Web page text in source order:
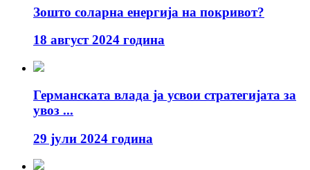
Зошто соларна енергија на покривот?
18 август 2024 година
Германската влада ја усвои стратегијата за
увоз ...
29 јули 2024 година